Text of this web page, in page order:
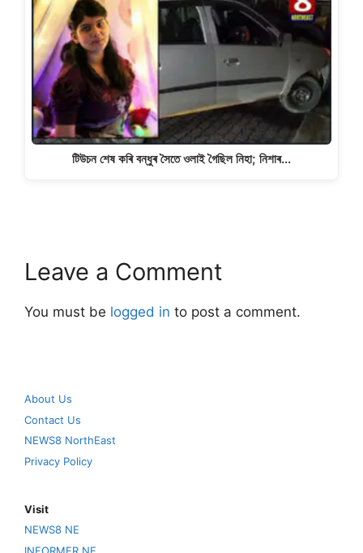
টিউচন শেষ কৰি বন্ধুৰ সৈতে ওলাই গৈছিল নিহা; নিশাৰ…
Leave a Comment
You must be logged in to post a comment.
About Us
Contact Us
NEWS8 NorthEast
Privacy Policy
Visit
NEWS8 NE
INFORMER NE